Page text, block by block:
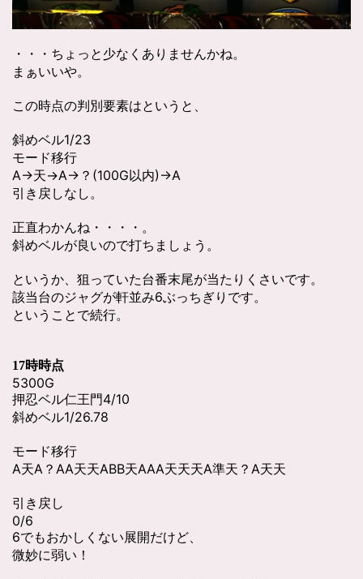
・・・ちょっと少なくありませんかね。
まぁいいや。
この時点の判別要素はというと、
斜めベル1/23
モード移行
A→天→A→？(100G以内)→A
引き戻しなし。
正直わかんね・・・・。
斜めベルが良いので打ちましょう。
というか、狙っていた台番末尾が当たりくさいです。
該当台のジャグが軒並み6ぶっちぎりです。
ということで続行。
17時時点
5300G
押忍ベル仁王門4/10
斜めベル1/26.78
モード移行
A天A？AA天天ABB天AAA天天天A準天？A天天
引き戻し
0/6
6でもおかしくない展開だけど、
微妙に弱い！